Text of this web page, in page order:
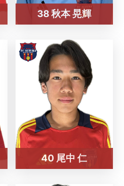
38 秋本 晃輝
40 尾中 仁